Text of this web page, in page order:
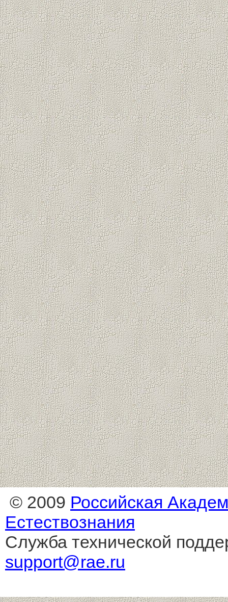
© 2009 Российская
Естествознания
Служба технической
support@rae.ru